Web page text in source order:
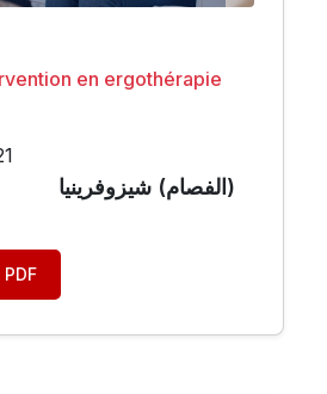
en ergothérapie
الفصام) شيزوفرينيا)